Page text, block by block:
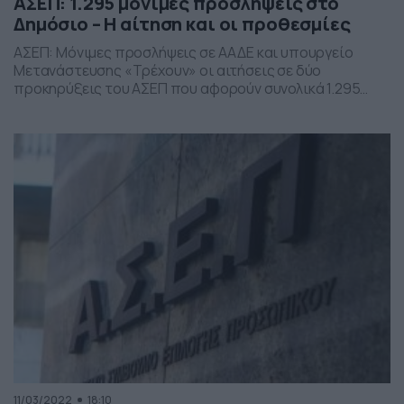
Δημόσιο – H αίτηση και οι προθεσμίες
ΑΣΕΠ: Μόνιμες προσλήψεις σε ΑΑΔΕ και υπουργείο
Μετανάστευσης «Τρέχουν» οι αιτήσεις σε δύο
προκηρύξεις του ΑΣΕΠ που αφορούν συνολικά 1.295
θέσεις στο υπουργείο Μετανάστευσης και Ασύλου μέσω
11/03/2022 18:10